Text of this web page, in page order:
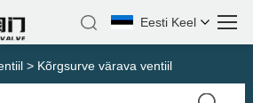
Eesti Keel
> Kõrgsurve värava ventiil